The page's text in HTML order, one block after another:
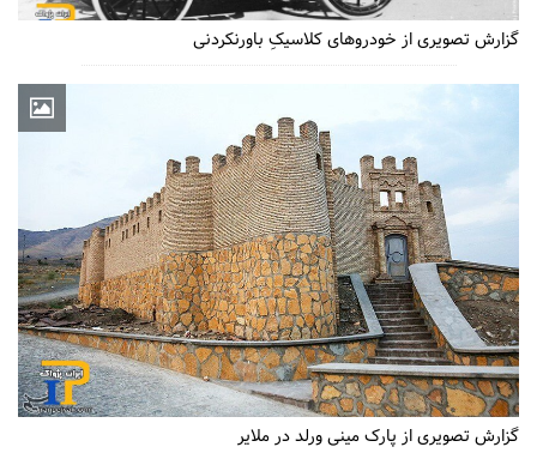
گزارش تصویری از خودروهای کلاسیکِ باورنکردنی
گزارش تصویری از پارک مینی ورلد در ملایر